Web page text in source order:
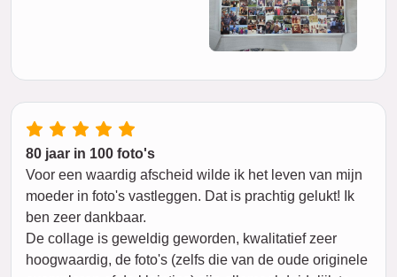
80 jaar in 100 foto's
Voor een waardig afscheid wilde ik het leven van mijn
moeder in foto's vastleggen. Dat is prachtig gelukt! Ik
ben zeer dankbaar.
De collage is geweldig geworden, kwalitatief zeer
hoogwaardig, de foto's (zelfs die van de oude originele